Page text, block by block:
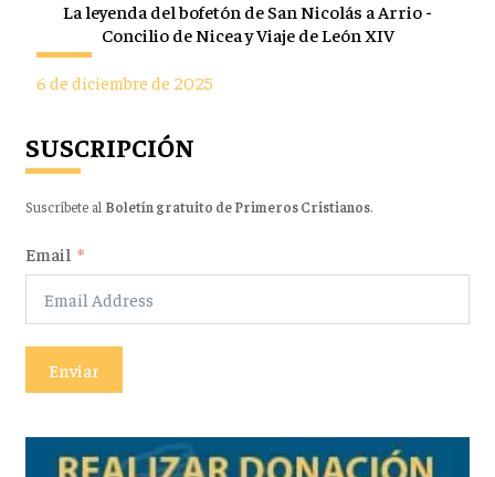
La leyenda del bofetón de San Nicolás a Arrio -
Concilio de Nicea y Viaje de León XIV
6 de diciembre de 2025
SUSCRIPCIÓN
Suscríbete al Boletín gratuito de Primeros Cristianos.
Email
Enviar